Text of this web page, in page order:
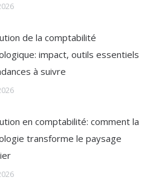
de la comptabilité
impact, outils essentiels
à suivre
en comptabilité: comment la
transforme le paysage